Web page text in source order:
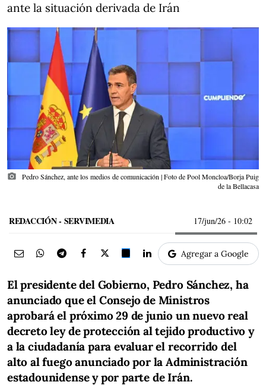
ante la situación derivada de Irán
photo_camera
Pedro Sánchez, ante los medios de comunicación | Foto de Pool Moncloa/Borja Puig
de la Bellacasa
REDACCIÓN - SERVIMEDIA 17/jun/26 - 10:02
Agregar a Google
El presidente del Gobierno, Pedro Sánchez, ha
anunciado que el Consejo de Ministros
aprobará el próximo 29 de junio un nuevo real
decreto ley de protección al tejido productivo y
a la ciudadanía para evaluar el recorrido del
alto al fuego anunciado por la Administración
estadounidense y por parte de Irán.